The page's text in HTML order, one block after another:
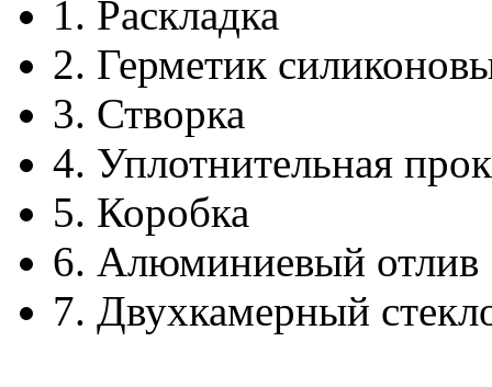
1. Раскладка
2. Герметик
3. Створка
4. Уплотнительная
5. Коробка
6. Алюминиевый отлив
7. Двухкамерный